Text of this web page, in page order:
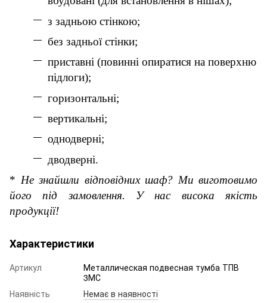
з задньою стінкою;
без задньої стінки;
приставні (повинні опиратися на поверхню
підлоги);
горизонтальні;
вертикальні;
однодверні;
дводверні.
* Не знайшли відповідних шаф? Ми виготовимо
його під замовлення.
У нас висока якість
продукції!
Характеристики
Артикул
Металлическая подвесная тумба ТПВ
3МС
Наявність
Немає в наявності